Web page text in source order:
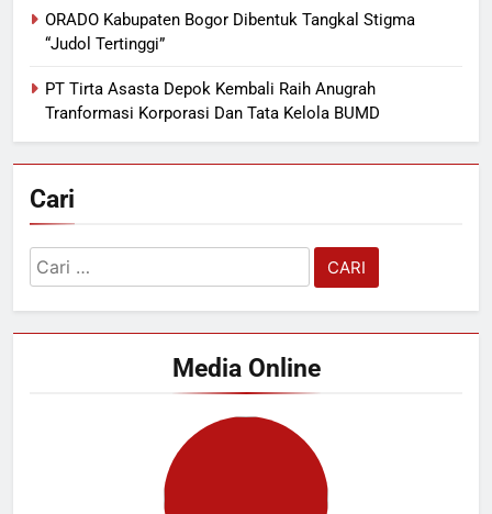
ORADO Kabupaten Bogor Dibentuk Tangkal Stigma
“Judol Tertinggi”
PT Tirta Asasta Depok Kembali Raih Anugrah
Tranformasi Korporasi Dan Tata Kelola BUMD
Cari
Cari
untuk:
Media Online